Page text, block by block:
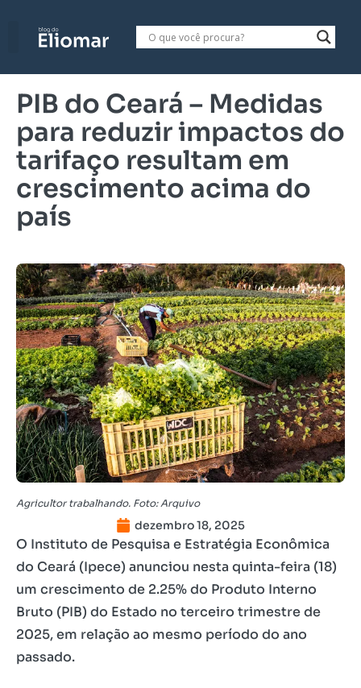
PIB do Ceará – Medidas
para reduzir impactos do
tarifaço resultam em
crescimento acima do
país
Agricultor trabalhando. Foto: Arquivo
dezembro 18, 2025
O Instituto de Pesquisa e Estratégia Econômica
do Ceará (Ipece) anunciou nesta quinta-feira (18)
um crescimento de 2.25% do Produto Interno
Bruto (PIB) do Estado no terceiro trimestre de
2025, em relação ao mesmo período do ano
passado.